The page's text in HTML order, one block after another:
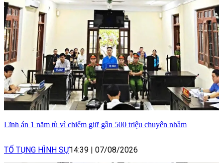
Lĩnh án 1 năm tù vì chiếm giữ gần 500 triệu chuyển nhầm
TỐ TỤNG HÌNH SỰ14:39 07/08/2026